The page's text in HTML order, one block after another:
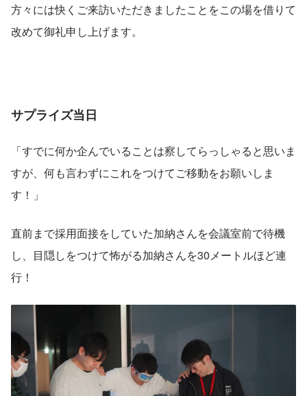
方々には快くご来訪いただきましたことをこの場を借りて
改めて御礼申し上げます。
サプライズ当日
「すでに何か企んでいることは察してらっしゃると思いま
すが、何も言わずにこれをつけてご移動をお願いしま
す！」
直前まで採用面接をしていた加納さんを会議室前で待機
し、目隠しをつけて怖がる加納さんを30メートルほど連
行！